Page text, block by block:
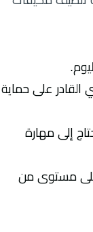
على حماية
إلى مهارة
مستوى من